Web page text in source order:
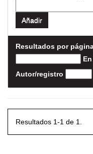
Resultados por
Autor/registro
Resultados 1-1 de 1.